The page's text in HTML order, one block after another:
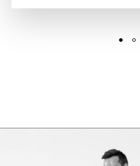
GASTRONOMIE